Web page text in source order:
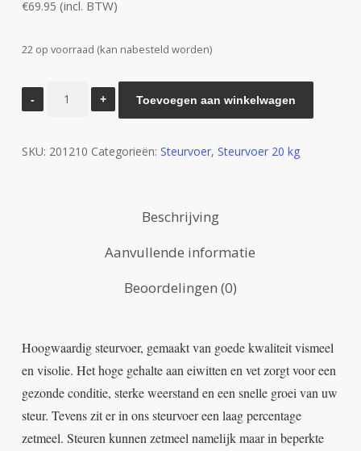
€69.95 (incl. BTW)
22 op voorraad (kan nabesteld worden)
Steurvoer
MM
Toevoegen aan winkelwagen
SKU: 201210 Categorieën: Steurvoer, Steurvoer 20 kg
Beschrijving
Aanvullende informatie
Beoordelingen (0)
Hoogwaardig steurvoer, gemaakt van goede kwaliteit vismeel
en visolie. Het hoge gehalte aan eiwitten en vet zorgt voor een
gezonde conditie, sterke weerstand en een snelle groei van uw
steur. Tevens zit er in ons steurvoer een laag percentage
zetmeel. Steuren kunnen zetmeel namelijk maar in beperkte